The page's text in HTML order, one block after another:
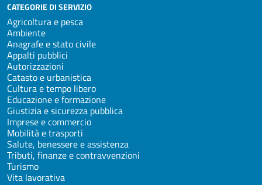
CATEGORIE DI SERVIZIO
Agricoltura e pesca
Ambiente
Anagrafe e stato civile
Appalti pubblici
Autorizzazioni
Catasto e urbanistica
Cultura e tempo libero
Educazione e formazione
Giustizia e sicurezza pubblica
Imprese e commercio
Mobilità e trasporti
Salute, benessere e assistenza
Tributi, finanze e contravvenzioni
Turismo
Vita lavorativa